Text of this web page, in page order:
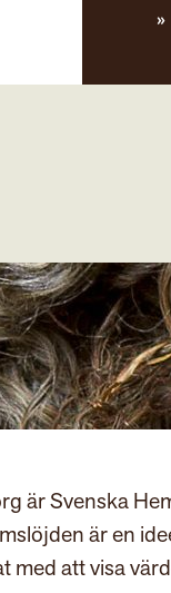
är Svenska
är en
med att visa